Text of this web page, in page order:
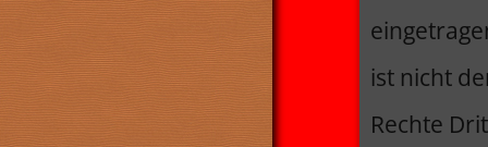
ist nicht
Rechte